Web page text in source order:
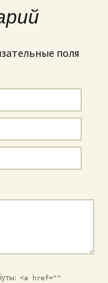
поля
<a href=""